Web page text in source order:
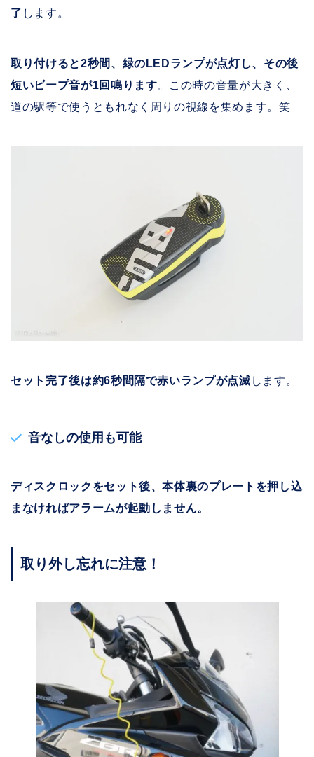
了 します。
取り付けると2秒間、緑のLEDランプが点灯し、その後
短いビープ音が1回鳴ります。この時の音量が大きく、
道の駅等で使うともれなく周りの視線を集めます。笑
セット完了後は約6秒間隔で赤いランプが点滅 します。
音なしの使用も可能
ディスクロックをセット後、本体裏のプレートを押し込
まなければアラームが起動しません。
取り外し忘れに注意！